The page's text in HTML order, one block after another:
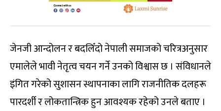
जेनजी आन्दोलन र बदलिँदो नेपाली समाजको चरित्रअनुसार
एमालेले भावी नेतृत्व चयन गर्ने उनको विश्वास छ । संविधानले
इंगित गरेको सुशासन स्थापनाका लागि राजनीतिक दलहरू
पारदर्शी र लोकतान्त्रिक हुन आवश्यक रहेको उनले बताए ।